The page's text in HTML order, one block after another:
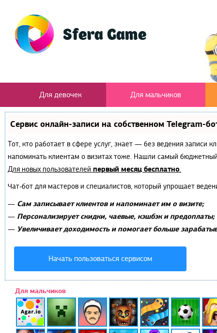
Для девочек Для мальчиков
Сервис онлайн-записи на собственном Telegram-
Тот, кто работает в сфере услуг, знает — без ведения записи
напоминать клиентам о визитах тоже. Нашли самый
Для новых пользователей первый месяц бесплатно.
Чат-бот для мастеров и специалистов, который упрощает
— Сам записывает клиентов и напоминает им о визите;
— Персонализирует скидки, чаевые, кэшбэк и предоплаты;
— Увеличивает доходимость и помогает больше
Начать пользоваться сервисом
Для мальчиков